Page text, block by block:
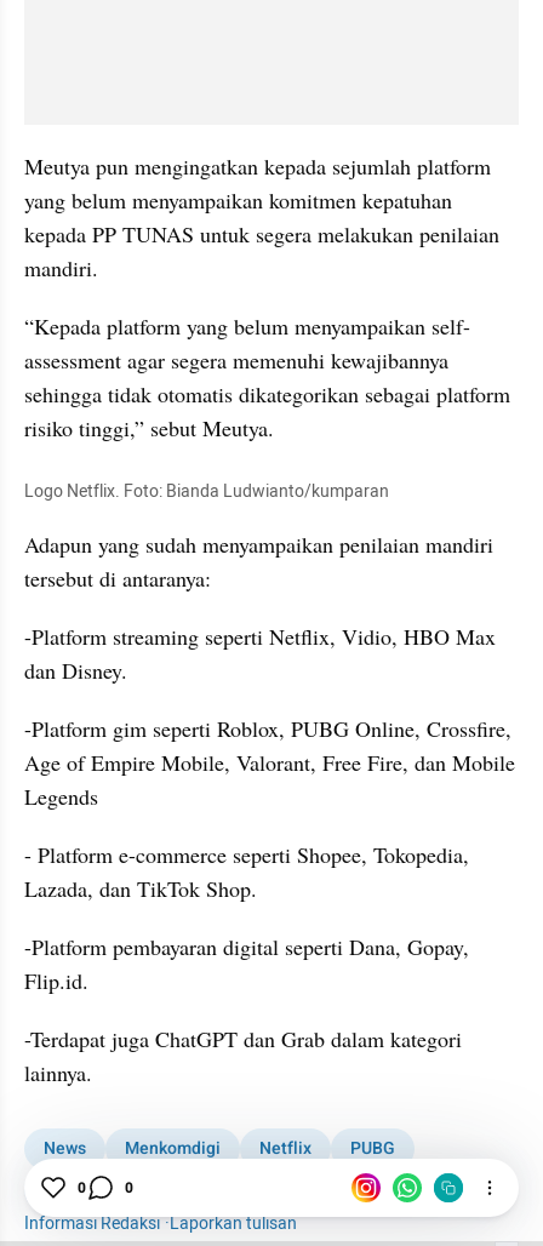
Meutya pun mengingatkan kepada sejumlah platform
yang belum menyampaikan komitmen kepatuhan
kepada PP TUNAS untuk segera melakukan penilaian
mandiri.
“Kepada platform yang belum menyampaikan self-
assessment agar segera memenuhi kewajibannya
sehingga tidak otomatis dikategorikan sebagai platform
risiko tinggi,” sebut Meutya.
Logo Netflix. Foto: Bianda Ludwianto/kumparan
Adapun yang sudah menyampaikan penilaian mandiri
tersebut di antaranya:
-Platform streaming seperti Netflix, Vidio, HBO Max
dan Disney.
-Platform gim seperti Roblox, PUBG Online, Crossfire,
Age of Empire Mobile, Valorant, Free Fire, dan Mobile
Legends
- Platform e-commerce seperti Shopee, Tokopedia,
Lazada, dan TikTok Shop.
-Platform pembayaran digital seperti Dana, Gopay,
Flip.id.
-Terdapat juga ChatGPT dan Grab dalam kategori
lainnya.
News Menkomdigi Netflix
PUBG
PP Tunas
Informasi Redaksi·Laporkan tulisan
0 0